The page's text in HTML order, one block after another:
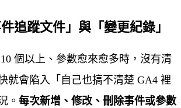
追蹤文件」與「變更紀錄」
個以上、參數愈來愈多時，沒有清
就會陷入「自己也搞不清楚 GA4 裡
。 每次新增、修改、刪除事件或參數